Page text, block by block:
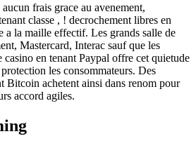
frais grace au avenement,
classe , ! decrochement libres en
a la maille effectif. Les grands salle de
Mastercard, Interac sauf que les
casino en tenant Paypal offre cet quietude
les consommateurs. Des
Bitcoin achetent ainsi dans renom pour
accord agiles.